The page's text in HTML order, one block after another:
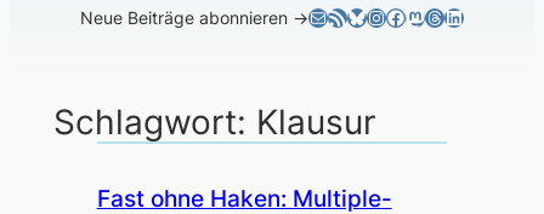
Neue Beiträge abonnieren →E-MailRSS-FeedBluesky
Instagram
Facebook
Mastodon
Threads
LinkedIn
Schlagwort: Klausur
Fast ohne Haken: Multiple-